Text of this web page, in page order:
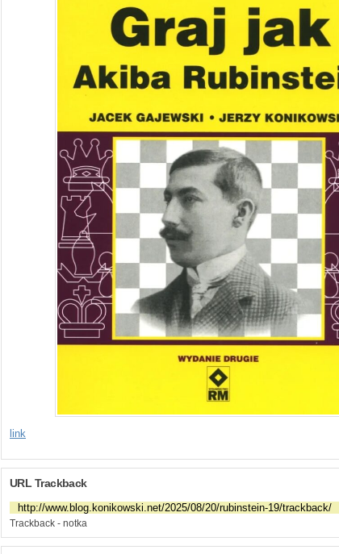
link
URL Trackback
Trackback - notka